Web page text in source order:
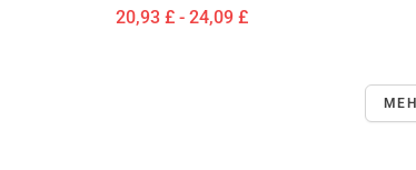
20,93 £ - 24,09 £